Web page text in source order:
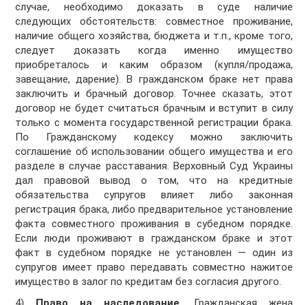
случае, необходимо доказать в суде наличие
следующих обстоятельств: совместное проживание,
наличие общего хозяйства, бюджета и т.п., кроме того,
следует доказать когда именно имущество
приобреталось и каким образом (купля/продажа,
завещание, дарение). В гражданском браке нет права
заключить и брачный договор. Точнее сказать, этот
договор не будет считаться брачным и вступит в силу
только с момента государственной регистрации брака.
По Гражданскому кодексу можно заключить
соглашение об использовании общего имущества и его
разделе в случае расставания. Верховный Суд Украины
дал правовой вывод о том, что на кредитные
обязательства супругов влияет либо законная
регистрация брака, либо предварительное установление
факта совместного проживания в субедном порядке.
Если люди проживают в гражданском браке и этот
факт в судебном порядке не установлен — один из
супругов имеет право передавать совместно нажитое
имущество в залог по кредитам без согласия другого.